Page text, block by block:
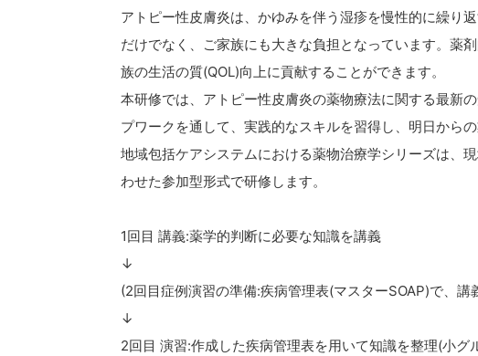
アトピー性皮膚炎は、かゆみを伴う湿疹を慢性的に繰り
だけでなく、ご家族にも大きな負担となっています。薬
族の生活の質(QOL)向上に貢献することができます。
本研修では、アトピー性皮膚炎の薬物療法に関する最新
プワークを通して、実践的なスキルを習得し、明日から
地域包括ケアシステムにおける薬物治療学シリーズは、
わせた参加型形式で研修します。
1回目 講義:薬学的判断に必要な知識を講義
↓
(2回目症例演習の準備:疾病管理表(マスターSOAP)で、
↓
2回目 演習:作成した疾病管理表を用いて知識を整理(小グ